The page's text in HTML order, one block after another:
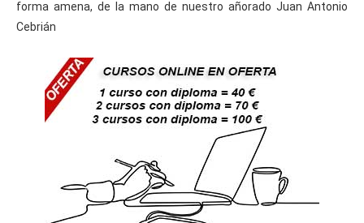
forma amena, de la mano de nuestro añorado Juan Antonio
Cebrián